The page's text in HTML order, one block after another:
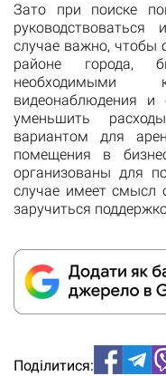
Зато при поиске
случае важно, чтобы
районе города,
необходимыми
видеонаблюдения и
уменьшить
вариантом для
помещения в
организованы для
случае имеет смысл
заручиться
Поділитися: